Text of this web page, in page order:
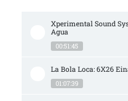
Xperimental Sound
Agua
00:51:45
La Bola Loca: 6X26
01:07:39